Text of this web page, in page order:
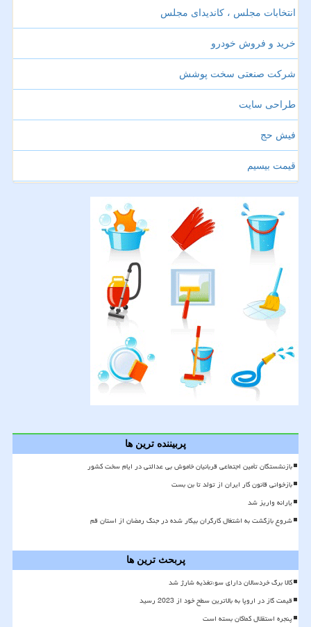
انتخابات مجلس ، کاندیدای مجلس
خرید و فروش خودرو
شرکت صنعتی سخت پوشش
طراحی سایت
فیش حج
قیمت بیسیم
پربیننده ترین ها
بازنشستگان تأمین اجتماعی قربانیان خاموش بی عدالتی در ایام سخت کشور
بازخوانی قانون کار ایران از تولد تا بن بست
یارانه واریز شد
شروع بازگشت به اشتغال کارگران بیکار شده در جنگ رمضان از استان قم
پربحث ترین ها
کالا برگ خردسالان دارای سوءتغذیه شارژ شد
قیمت گاز در اروپا به بالاترین سطح خود از 2023 رسید
پنجره استقلال کماکان بسته است